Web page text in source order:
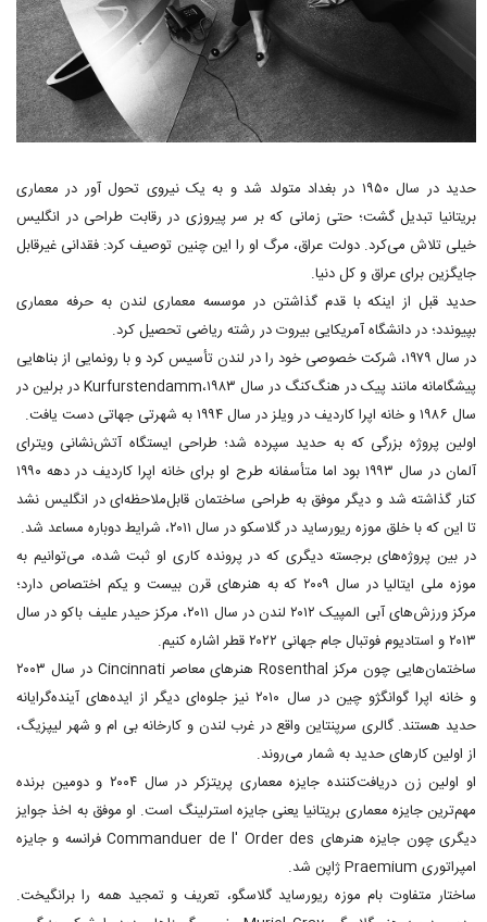
حدید در سال ۱۹۵۰ در بغداد متولد شد و به یک نیروی تحول آور در معماری
بریتانیا تبدیل گشت؛ حتی زمانی که بر سر پیروزی در رقابت طراحی در انگلیس
خیلی تلاش می‌کرد. دولت عراق، مرگ او را این چنین توصیف کرد: فقدانی غیرقابل
جایگزین برای عراق و کل دنیا.
حدید قبل از اینکه با قدم گذاشتن در موسسه معماری لندن به حرفه معماری
بپیوندد؛ در دانشگاه آمریکایی بیروت در رشته ریاضی تحصیل کرد.
در سال ۱۹۷۹، شرکت خصوصی خود را در لندن تأسیس کرد و با رونمایی از بناهایی
پیشگامانه مانند پیک در هنگ‌کنگ در سال ۱۹۸۳،Kurfurstendamm در برلین در
سال ۱۹۸۶ و خانه اپرا کاردیف در ویلز در سال ۱۹۹۴ به شهرتی جهاتی دست یافت.
اولین پروژه بزرگی که به حدید سپرده شد؛ طراحی ایستگاه آتش‌نشانی ویترای
آلمان در سال ۱۹۹۳ بود اما متأسفانه طرح او برای خانه اپرا کاردیف در دهه ۱۹۹۰
کنار گذاشته شد و دیگر موفق به طراحی ساختمان قابل‌ملاحظه‌ای در انگلیس نشد
تا این که با خلق موزه ریورساید در گلاسکو در سال ۲۰۱۱، شرایط دوباره مساعد شد.
در بین پروژه‌های برجسته دیگری که در پرونده کاری او ثبت شده، می‌توانیم به
موزه ملی ایتالیا در سال ۲۰۰۹ که به هنرهای قرن بیست و یکم اختصاص دارد؛
مرکز ورزش‌های آبی المپیک ۲۰۱۲ لندن در سال ۲۰۱۱، مرکز حیدر علیف باکو در سال
۲۰۱۳ و استادیوم فوتبال جام جهانی ۲۰۲۲ قطر اشاره کنیم.
ساختمان‌هایی چون مرکز Rosenthal هنرهای معاصر Cincinnati در سال ۲۰۰۳
و خانه اپرا گوانگژو چین در سال ۲۰۱۰ نیز جلوه‌ای دیگر از ایده‌های آینده‌گرایانه
حدید هستند. گالری سرپنتاین واقع در غرب لندن و کارخانه بی ام و شهر لیپزیگ،
از اولین کارهای حدید به شمار می‌روند.
او اولین زن دریافت‌کننده جایزه معماری پریتزکر در سال ۲۰۰۴ و دومین برنده
مهم‌ترین جایزه معماری بریتانیا یعنی جایزه استرلینگ است. او موفق به اخذ جوایز
دیگری چون جایزه هنرهای Commanduer de l' Order des فرانسه و جایزه
امپراتوری Praemium ژاپن شد.
ساختار متفاوت بام موزه ریورساید گلاسگو، تعریف و تمجید همه را برانگیخت.